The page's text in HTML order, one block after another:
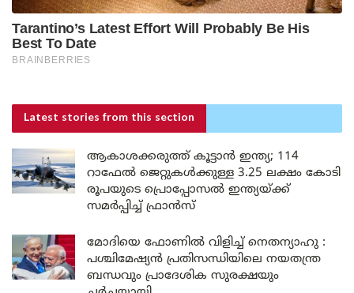
Latest stories from this section
ആകാശക്കരുത്ത് കൂട്ടാൻ ഇന്ത്യ; 114
റാഫേൽ ജെറ്റുകൾക്കുള്ള 3.25 ലക്ഷം കോടി
രൂപയുടെ പ്രൊപ്പോസൽ ഇന്ത്യയ്ക്ക്
സമർപ്പിച്ച് ഫ്രാൻസ്
മോദിയെ ഫോണിൽ വിളിച്ച് നെതന്യാഹു :
പശ്ചിമേഷ്യൻ പ്രതിസന്ധിയിലെ നയതന്ത്ര
ബന്ധവും പ്രാദേശിക സുരക്ഷയും